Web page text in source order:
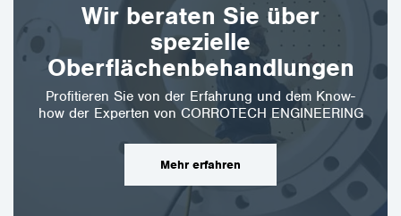
Wir beraten Sie über
spezielle
Oberflächenbehandlungen
Profitieren Sie von der Erfahrung und dem Know-
how der Experten von CORROTECH ENGINEERING
Mehr erfahren